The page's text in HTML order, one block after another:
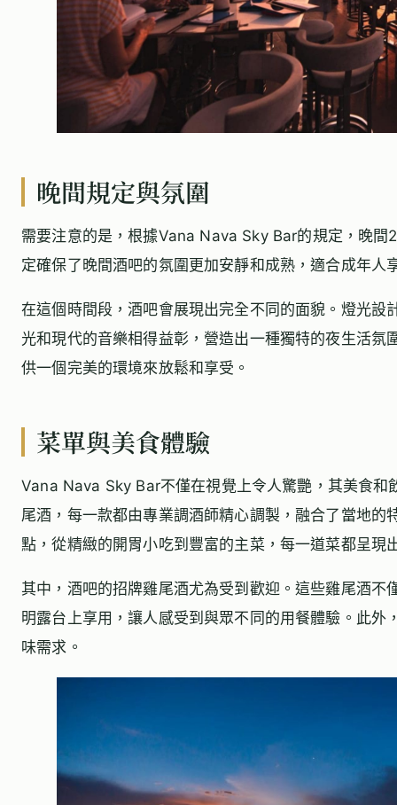
晚間規定與氛圍
需要注意的是，根據Vana Nava Sky Bar的規定，晚
定確保了晚間酒吧的氛圍更加安靜和成熟，適合成年人
在這個時間段，酒吧會展現出完全不同的面貌。燈光
光和現代的音樂相得益彰，營造出一種獨特的夜生活
供一個完美的環境來放鬆和享受。
菜單與美食體驗
Vana Nava Sky Bar不僅在視覺上令人驚艷，其美食和
尾酒，每一款都由專業調酒師精心調製，融合了當地
點，從精緻的開胃小吃到豐富的主菜，每一道菜都呈現
其中，酒吧的招牌雞尾酒尤為受到歡迎。這些雞尾酒
明露台上享用，讓人感受到與眾不同的用餐體驗。此
味需求。